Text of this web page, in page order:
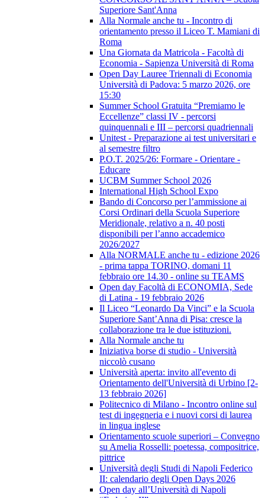
Superiore Sant'Anna
Alla Normale anche tu - Incontro di
orientamento presso il Liceo T. Mamiani di
Roma
Una Giornata da Matricola - Facoltà di
Economia - Sapienza Università di Roma
Open Day Lauree Triennali di Economia
Università di Padova: 5 marzo 2026, ore
15:30
Summer School Gratuita “Premiamo le
Eccellenze” classi IV - percorsi
quinquennali e III – percorsi quadriennali
Unitest - Preparazione ai test universitari e
al semestre filtro
P.O.T. 2025/26: Formare - Orientare -
Educare
UCBM Summer School 2026
International High School Expo
Bando di Concorso per l’ammissione ai
Corsi Ordinari della Scuola Superiore
Meridionale, relativo a n. 40 posti
disponibili per l’anno accademico
2026/2027
Alla NORMALE anche tu - edizione 2026
- prima tappa TORINO, domani 11
febbraio ore 14.30 - online su TEAMS
Open day Facoltà di ECONOMIA, Sede
di Latina - 19 febbraio 2026
Il Liceo “Leonardo Da Vinci” e la Scuola
Superiore Sant’Anna di Pisa: cresce la
collaborazione tra le due istituzioni.
Alla Normale anche tu
Iniziativa borse di studio - Università
niccolò cusano
Università aperta: invito all'evento di
Orientamento dell'Università di Urbino [2-
13 febbraio 2026]
Politecnico di Milano - Incontro online sul
test di ingegneria e i nuovi corsi di laurea
in lingua inglese
Orientamento scuole superiori – Convegno
su Amelia Rosselli: poetessa, compositrice,
pittrice
Università degli Studi di Napoli Federico
II: calendario degli Open Days 2026
Open day all’Università di Napoli